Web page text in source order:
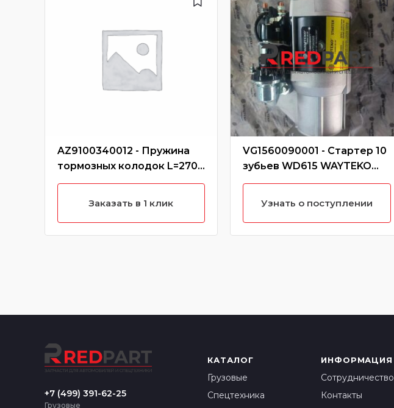
AZ9100340012 - Пружина
тормозных колодок L=270
задняя
Заказать в 1 клик
VG1560090001 - Стартер 10
зубьев WD615 WAYTEKO
PREMIUM
Узнать о поступлении
+7 (499) 391-62-25
Грузовые
КАТАЛОГ
Грузовые
Спецтехника
ИНФОРМАЦИЯ
Сотрудничество
Контакты